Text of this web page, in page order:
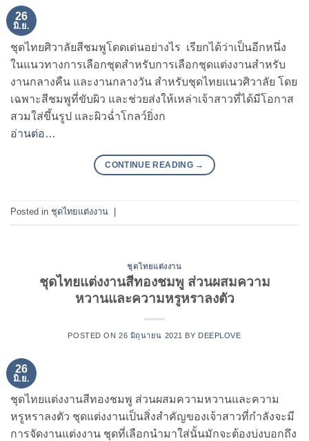
26
มิ.ย.
ชุดไทยศิวาลัยสีชมพูโดดเด่นอย่างไร เรียกได้ว่าเป็นอีกหนึ่ง
ในแนวทางการเลือกชุดสำหรับการเลือกชุดแต่งงานสำหรับ
งานกลางคืน และงานกลางวัน สำหรับชุดไทยแนวศิวาลัย โดย
เฉพาะสีชมพูที่ขับผิว และช่วยส่งให้เหล่าเจ้าสาวที่ได้มีโอกาส
สวมใส่ขึ้นรูป และผิวฉ่ำโกลว์ยิ่งก
อ่านต่อ…
CONTINUE READING →
Posted in ชุดไทยแต่งงาน
ชุดไทยแต่งงาน
ชุดไทยแต่งงานสีทองชมพู ส่วนผสมความ
หวานและความหรูหราลงตัว
POSTED ON26 มิถุนายน 2021 BY DEEPLOVE
26
มิ.ย.
ชุดไทยแต่งงานสีทองชมพู ส่วนผสมความหวานและความ
หรูหราลงตัว ชุดแต่งงานเป็นสิ่งสำคัญของเจ้าสาวที่กำลังจะมี
การจัดงานแต่งงาน ชุดที่เลือกนำมาใส่นั้นมักจะต้องบ่งบอกถึง